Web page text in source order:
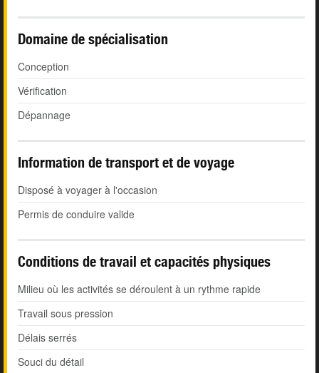
Domaine de spécialisation
Conception
Vérification
Dépannage
Information de transport et de voyage
Disposé à voyager à l'occasion
Permis de conduire valide
Conditions de travail et capacités physiques
Milieu où les activités se déroulent à un rythme rapide
Travail sous pression
Délais serrés
Souci du détail